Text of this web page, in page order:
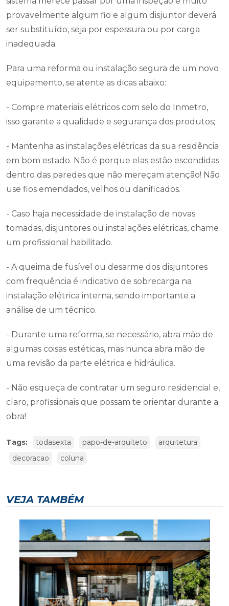
provavelmente algum fio e algum disjuntor deverá
ser substituído, seja por espessura ou por carga
inadequada.
Para uma reforma ou instalação segura de um novo
equipamento, se atente as dicas abaixo:
- Compre materiais elétricos com selo do Inmetro,
isso garante a qualidade e segurança dos produtos;
- Mantenha as instalações elétricas da sua residência
em bom estado. Não é porque elas estão escondidas
dentro das paredes que não mereçam atenção! Não
use fios emendados, velhos ou danificados.
- Caso haja necessidade de instalação de novas
tomadas, disjuntores ou instalações elétricas, chame
um profissional habilitado.
- A queima de fusível ou desarme dos disjuntores
com frequência é indicativo de sobrecarga na
instalação elétrica interna, sendo importante a
análise de um técnico.
- Durante uma reforma, se necessário, abra mão de
algumas coisas estéticas, mas nunca abra mão de
uma revisão da parte elétrica e hidráulica.
- Não esqueça de contratar um seguro residencial e,
claro, profissionais que possam te orientar durante a
obra!
Tags: todasexta papo-de-arquiteto
arquitetura
decoracao
coluna
VEJA TAMBÉM